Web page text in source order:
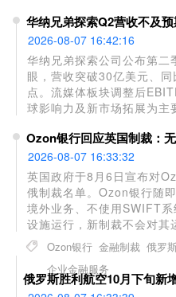
华纳兄弟探索Q2营收不及
2026-08-07 16:42:16
华纳兄弟探索公司公布第二
眼，营收突破30亿美元、
点。流媒体板块调整后
球影响力及新市场拓展为主
当季总营收87.2亿美元，同
92.9亿美元；归属于公司净
于去年同期的15.8亿美元。
Ozon银行回应英国制裁：
2026-08-07 16:33:32
英国政府于8月6日宣布对
俄制裁名单。Ozon银行随
境外业务、不使用SWIFT
设施运行，新制裁不会对其
客户仍可正常使用银行卡支
户及贷款业务也未受限制
身俄罗斯资产规模前20大银
Ozon银行 金融制裁 俄罗
企业金融服务
俄罗斯胜利航空10月下旬新